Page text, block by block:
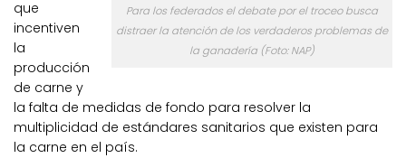
Para los federados el debate por el troceo busca
distraer la atención de los verdaderos problemas de
la ganadería (Foto: NAP)
que
incentiven
la
producción
de carne y
la falta de medidas de fondo para resolver la
multiplicidad de estándares sanitarios que existen para
la carne en el país.